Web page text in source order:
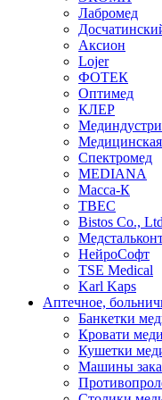
Лабромед
Аксион
Lojer
ФОТЕК
Оптимед
КЛЕР
Спектромед
MEDIANA
Масса-К
ТВЕС
Bistos Co.,
НейроСофт
TSE Medical
Karl Kaps
Аптечное,
Банкетки
Кровати
Кушетки
Машины